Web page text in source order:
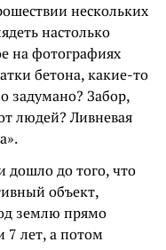
нескольких
настолько
на фотографиях
бетона, какие-то
задумано? Забор,
людей? Ливневая
дошло до того, что
объект,
землю прямо
7 лет, а потом